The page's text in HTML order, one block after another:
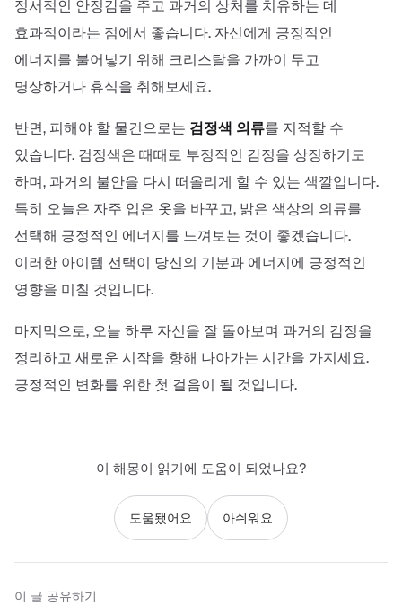
정서적인 안정감을 주고 과거의 상처를 치유하는 데
효과적이라는 점에서 좋습니다. 자신에게 긍정적인
에너지를 불어넣기 위해 크리스탈을 가까이 두고
명상하거나 휴식을 취해보세요.
반면, 피해야 할 물건으로는 검정색 의류를 지적할 수
있습니다. 검정색은 때때로 부정적인 감정을 상징하기도
하며, 과거의 불안을 다시 떠올리게 할 수 있는 색깔입니다.
특히 오늘은 자주 입은 옷을 바꾸고, 밝은 색상의 의류를
선택해 긍정적인 에너지를 느껴보는 것이 좋겠습니다.
이러한 아이템 선택이 당신의 기분과 에너지에 긍정적인
영향을 미칠 것입니다.
마지막으로, 오늘 하루 자신을 잘 돌아보며 과거의 감정을
정리하고 새로운 시작을 향해 나아가는 시간을 가지세요.
긍정적인 변화를 위한 첫 걸음이 될 것입니다.
이 해몽이 읽기에 도움이 되었나요?
도움됐어요 아쉬워요
이 글 공유하기